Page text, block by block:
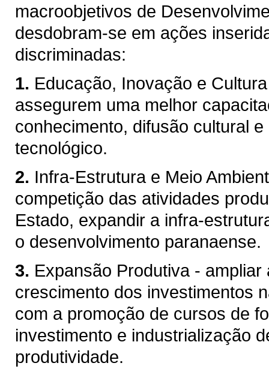
macroobjetivos de
desdobram-se em ações
discriminadas:
1. Educação, Inovação e
assegurem uma melhor
conhecimento, difusão cultural
tecnológico.
2. Infra-Estrutura e Meio
competição das atividades
Estado, expandir a infra-
o desenvolvimento paranaense.
3. Expansão Produtiva -
crescimento dos investimentos
com a promoção de cursos de
investimento e industrialização
produtividade.